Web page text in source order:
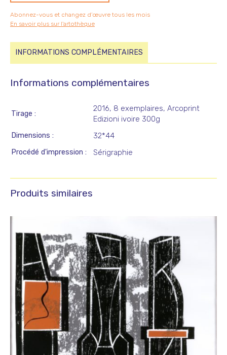
Abonnez-vous et changez d’œuvre tous les mois
En savoir plus sur l'artothèque
INFORMATIONS COMPLÉMENTAIRES
Informations complémentaires
Tirage
2016, 8 exemplaires, Arcoprint
Edizioni ivoire 300g
Dimensions 32*44
Procédé d'impression Sérigraphie
Produits similaires